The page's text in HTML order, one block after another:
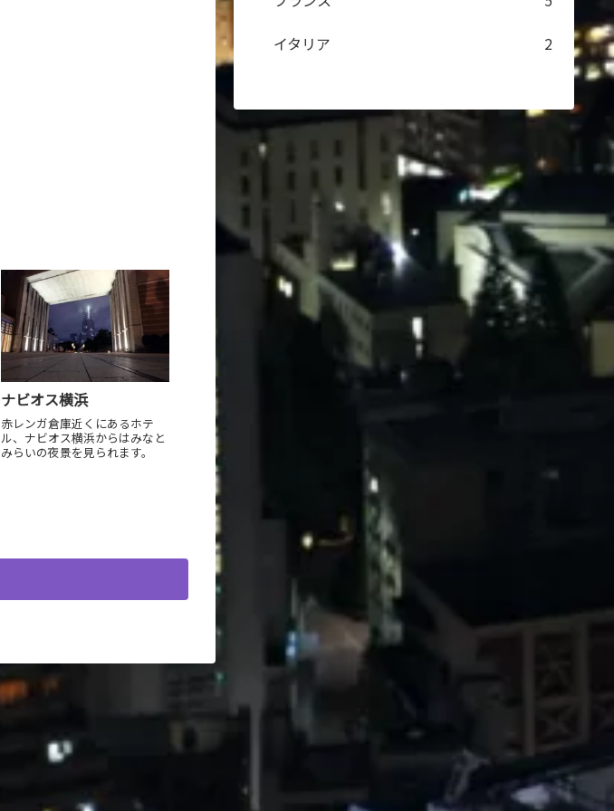
ナビオス横浜
赤レンガ倉庫近くにあるホテ
ル、ナビオス横浜からはみなと
みらいの夜景を見られます。
イタリア
2